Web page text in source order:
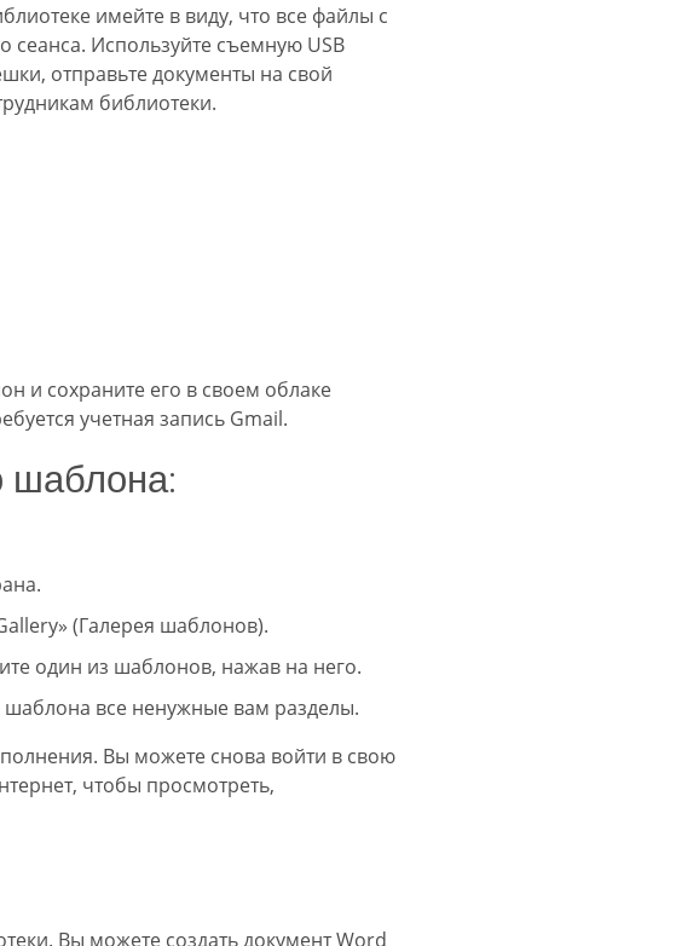
имейте в виду, что все файлы с
сеанса. Используйте съемную USB
отправьте документы на свой
библиотеки.
и сохраните его в своем облаке
учетная запись Gmail.
шаблона:
(Галерея шаблонов).
один из шаблонов, нажав на него.
все ненужные вам разделы.
Вы можете снова войти в свою
чтобы просмотреть,
Вы можете создать документ Word